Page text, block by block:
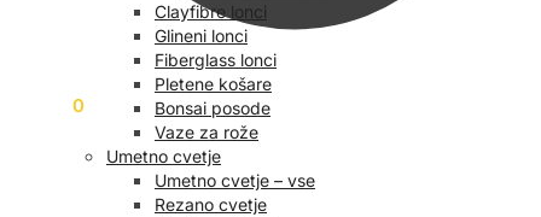
0
Clayfibre lonci
Glineni lonci
Fiberglass lonci
Pletene košare
Bonsai posode
Vaze za rože
Umetno cvetje
Umetno cvetje – vse
Rezano cvetje